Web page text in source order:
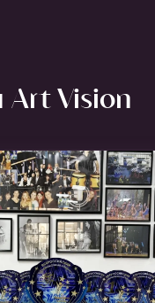
Art Vision